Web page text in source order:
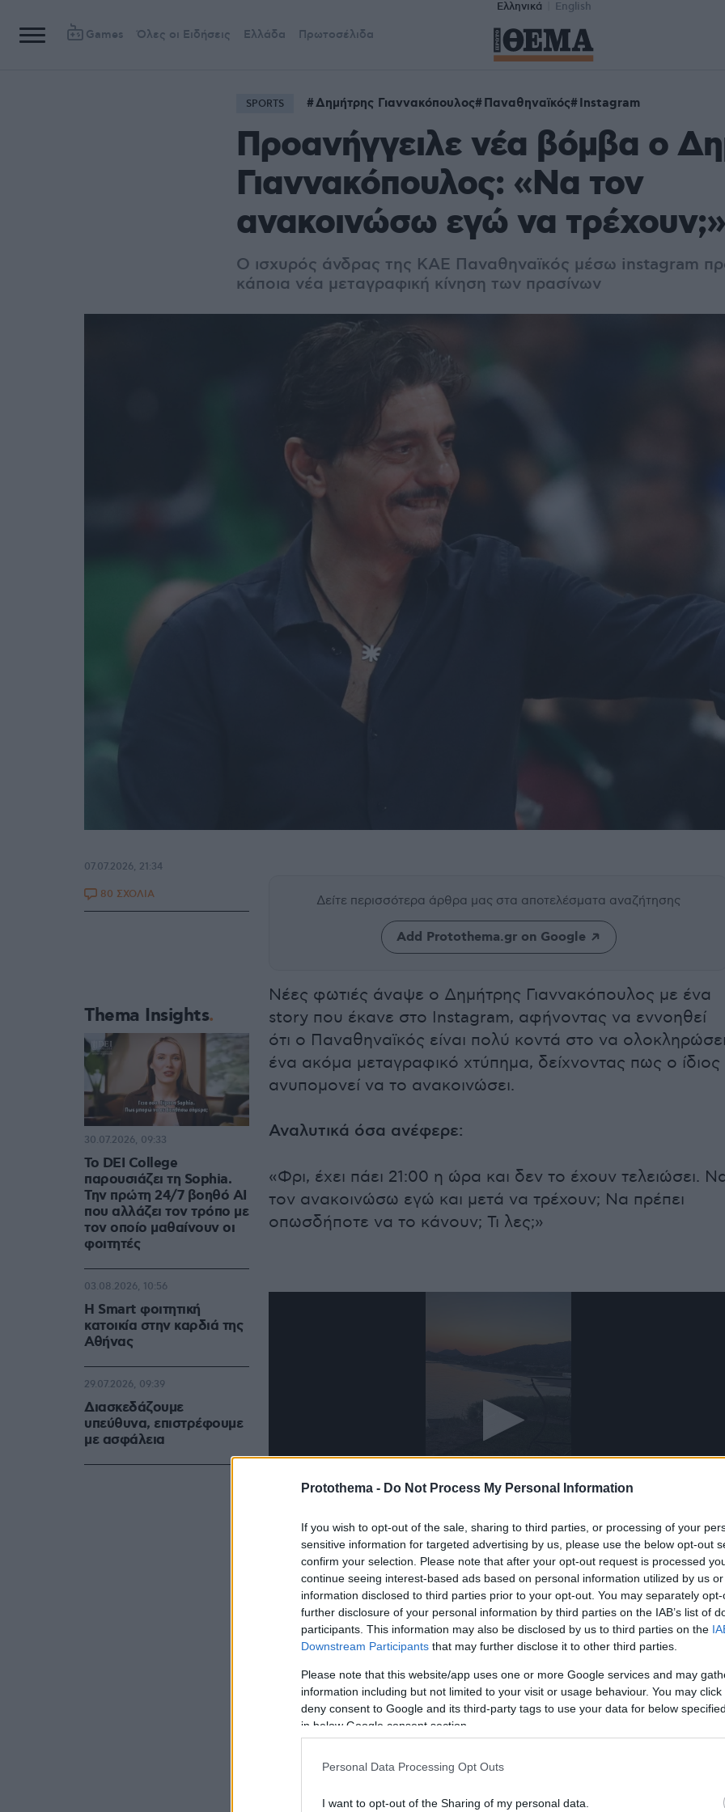
Protothema - Do Not Process My Personal Information
If you wish to opt-out of the sale, sharing to third parties, or processing of your
sensitive information for targeted advertising by us, please use the below opt-out
confirm your selection. Please note that after your opt-out request is processed
continue seeing interest-based ads based on personal information utilized by us
information disclosed to third parties prior to your opt-out. You may separately
further disclosure of your personal information by third parties on the IAB’s list of
participants. This information may also be disclosed by us to third parties on the
Downstream Participants that may further disclose it to other third parties.
Please note that this website/app uses one or more Google services and may
information including but not limited to your visit or usage behaviour. You may
deny consent to Google and its third-party tags to use your data for below
in below Google consent section.
Personal Data Processing Opt Outs
I want to opt-out of the Sharing of my personal data.
Ελληνικά English
Games Όλες οι Ειδήσεις Ελλάδα Πρωτοσέλιδα
SPORTS Δημήτρης Γιαννακόπουλος Παναθηναϊκός Instagram
Προανήγγειλε νέα βόμβα ο
Γιαννακόπουλος: «Να τον
ανακοινώσω εγώ να
Ο ισχυρός άνδρας της ΚΑΕ Παναθηναϊκός μέσω instagram
κάποια νέα μεταγραφική κίνηση των πρασίνων
Δείτε περισσότερα άρθρα μας στα αποτελέσματα αναζήτησης
Add Protothema.gr on Google
Νέες φωτιές άναψε ο Δημήτρης Γιαννακόπουλος με ένα
story που έκανε στο Instagram, αφήνοντας να εννοηθεί
ότι ο Παναθηναϊκός είναι πολύ κοντά στο να
ένα ακόμα μεταγραφικό χτύπημα, δείχνοντας πως ο ίδιος
ανυπομονεί να το ανακοινώσει.
Αναλυτικά όσα ανέφερε:
«Φρι, έχει πάει 21:00 η ώρα και δεν το έχουν τελειώσει.
τον ανακοινώσω εγώ και μετά να τρέχουν; Να πρέπει
οπωσδήποτε να το κάνουν; Τι λες;»
seconds
secondsVolume
07.07.2026, 21:34
80 ΣΧΟΛΙΑ
Thema Insights
Το DEI College
παρουσιάζει τη Sophia.
Την πρώτη 24/7 βοηθό AI
που αλλάζει τον τρόπο με
τον οποίο μαθαίνουν οι
φοιτητές
30.07.2026, 09:33
Η Smart φοιτητική
κατοικία στην καρδιά της
Αθήνας
03.08.2026, 10:56
Διασκεδάζουμε
υπεύθυνα, επιστρέφουμε
με ασφάλεια
29.07.2026, 09:39